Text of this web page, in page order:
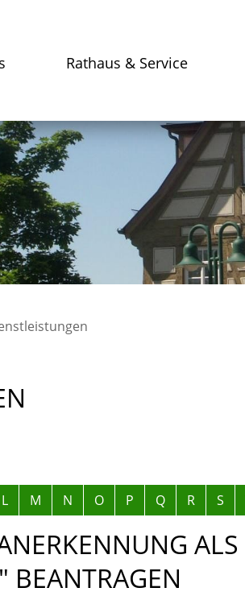
Rathaus & Service
L M N O P Q R S
ALS
BEANTRAGEN